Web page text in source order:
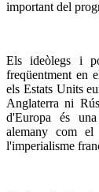
important del
Els ideòlegs i
freqüentment en
els Estats Units
Anglaterra ni
d'Europa és
alemany com el
l'imperialisme